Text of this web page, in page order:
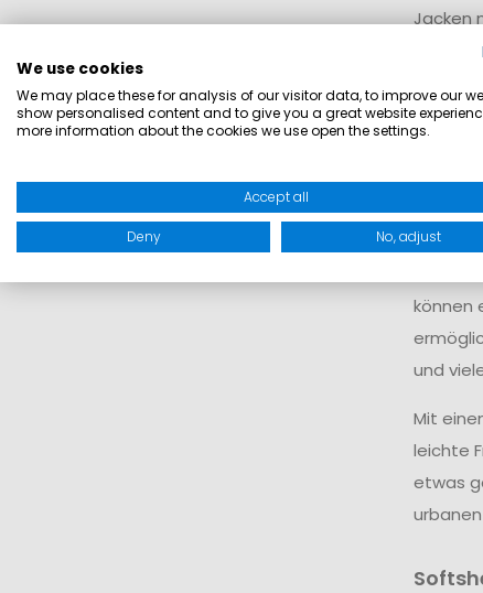
Jacken
Unsere
ablegen.
Je
können
und
Mit
leichte
etwas
We use cookies
We may place these for analysis of our visitor data, to improve our
show personalised content and to give you a great website
more information about the cookies we use open the settings.
Accept all
Deny No, adjust